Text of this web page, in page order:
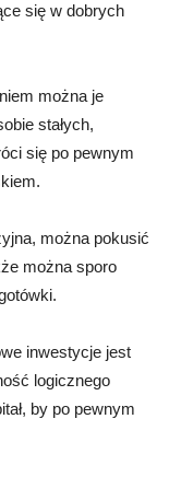
się w dobrych
można je
stałych,
się po pewnym
można pokusić
można sporo
inwestycje jest
logicznego
by po pewnym